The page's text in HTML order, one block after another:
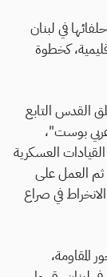
في لبنان
كخطوة
القدس التابع
بوست"،
العسكرية
ثم العمل على
في صراع